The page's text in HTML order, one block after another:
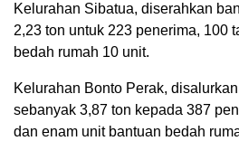
Kelurahan Sibatua, diserahkan
2,23 ton untuk 223 penerima, 100
bedah rumah 10 unit.
Kelurahan Bonto Perak,
sebanyak 3,87 ton kepada 387
dan enam unit bantuan bedah